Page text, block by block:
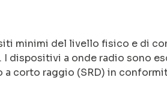
minimi del livello fisico e di
I dispositivi a onde radio sono
corto raggio (SRD) in